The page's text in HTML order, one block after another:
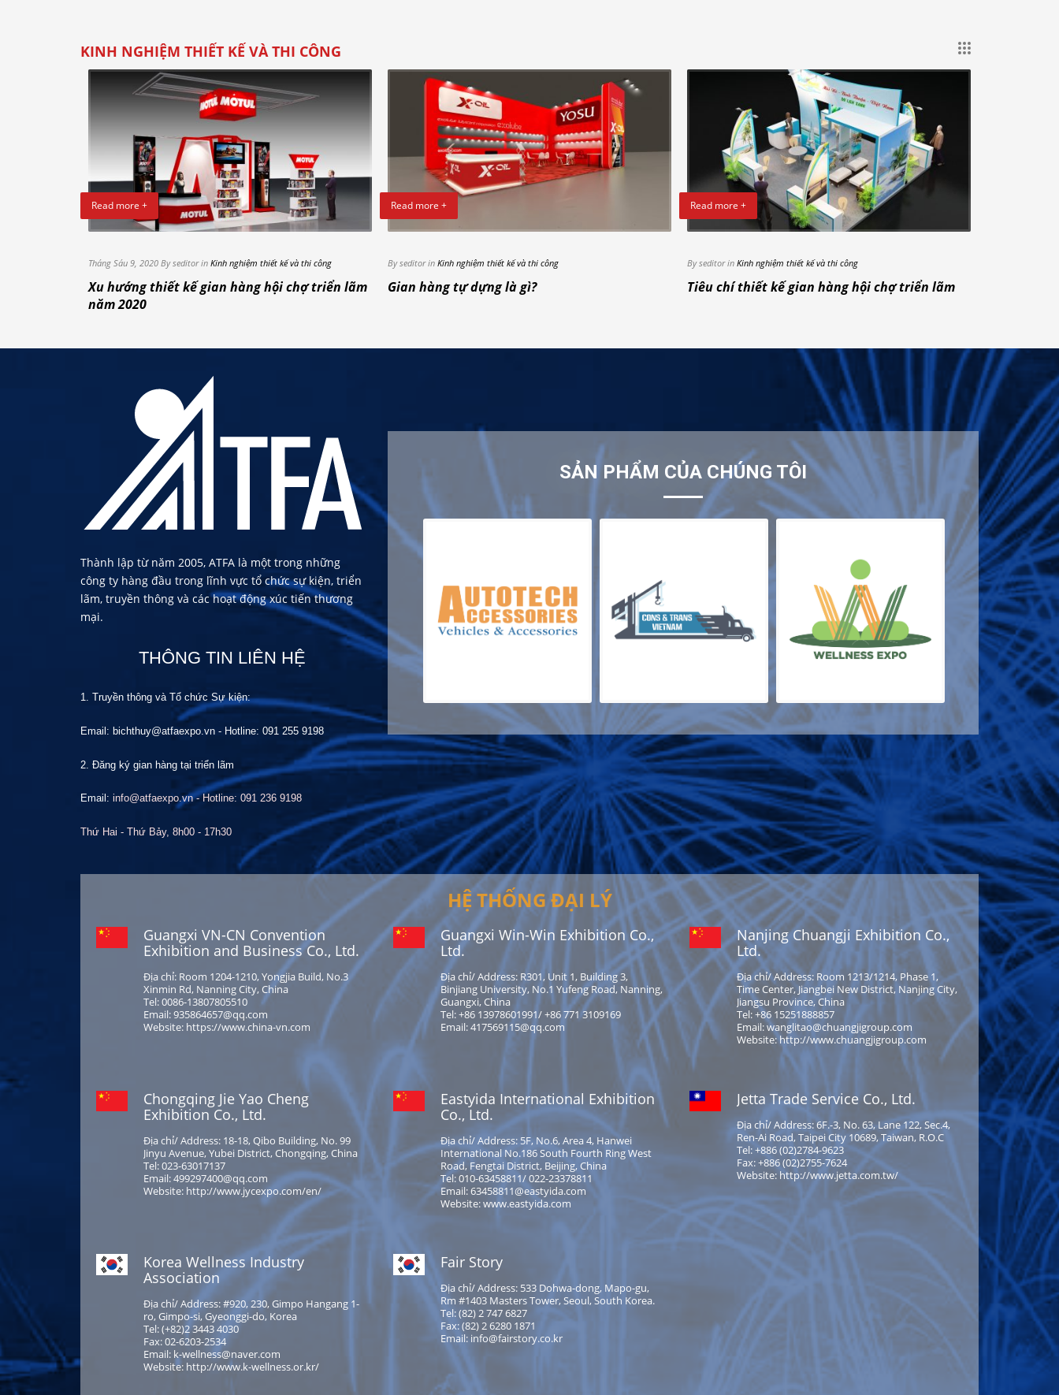
KINH NGHIỆM THIẾT KẾ VÀ THI CÔNG
Read more +
Tháng Sáu 9, 2020 By seditor in Kinh nghiệm thiết kế và thi công
Xu hướng thiết kế gian hàng hội chợ triển lãm
năm 2020
Read more +
By seditor in Kinh nghiệm thiết kế và thi công
Gian hàng tự dựng là gì?
Read more +
By seditor in Kinh nghiệm thiết kế và thi công
Tiêu chí thiết kế gian hàng hội chợ triển lãm
Thành lập từ năm 2005, ATFA là một trong những
công ty hàng đầu trong lĩnh vực tổ chức sự kiện, triển
lãm, truyền thông và các hoạt động xúc tiến thương
mại.
THÔNG TIN LIÊN HỆ
1. Truyền thông và Tổ chức Sự kiện:
Email: bichthuy@atfaexpo.vn - Hotline: 091 255 9198
2. Đăng ký gian hàng tại triển lãm
Email: info@atfaexpo.vn - Hotline: 091 236 9198
Thứ Hai - Thứ Bảy, 8h00 - 17h30
SẢN PHẨM CỦA CHÚNG TÔI
HỆ THỐNG ĐẠI LÝ
Guangxi VN-CN Convention
Exhibition and Business Co., Ltd.
Địa chỉ: Room 1204-1210, Yongjia Build, No.3
Xinmin Rd, Nanning City, China
Tel: 0086-13807805510
Email: 935864657@qq.com
Website: https://www.china-vn.com
Guangxi Win-Win Exhibition Co.,
Ltd.
Địa chỉ/ Address: R301, Unit 1, Building 3,
Binjiang University, No.1 Yufeng Road, Nanning,
Guangxi, China
Tel: +86 13978601991/ +86 771 3109169
Email: 417569115@qq.com
Nanjing Chuangji Exhibition Co.,
Ltd.
Địa chỉ/ Address: Room 1213/1214, Phase 1,
Time Center, Jiangbei New District, Nanjing City,
Jiangsu Province, China
Tel: +86 15251888857
Email: wanglitao@chuangjigroup.com
Website: http://www.chuangjigroup.com
Chongqing Jie Yao Cheng
Exhibition Co., Ltd.
Địa chỉ/ Address: 18-18, Qibo Building, No. 99
Jinyu Avenue, Yubei District, Chongqing, China
Tel: 023-63017137
Email: 499297400@qq.com
Website: http://www.jycexpo.com/en/
Eastyida International Exhibition
Co., Ltd.
Địa chỉ/ Address: 5F, No.6, Area 4, Hanwei
International No.186 South Fourth Ring West
Road, Fengtai District, Beijing, China
Tel: 010-63458811/ 022-23378811
Email: 63458811@eastyida.com
Website: www.eastyida.com
Jetta Trade Service Co., Ltd.
Địa chỉ/ Address: 6F.-3, No. 63, Lane 122, Sec.4,
Ren-Ai Road, Taipei City 10689, Taiwan, R.O.C
Tel: +886 (02)2784-9623
Fax: +886 (02)2755-7624
Website: http://www.jetta.com.tw/
Korea Wellness Industry
Association
Địa chỉ/ Address: #920, 230, Gimpo Hangang 1-
ro, Gimpo-si, Gyeonggi-do, Korea
Tel: (+82)2 3443 4030
Fax: 02-6203-2534
Email: k-wellness@naver.com
Website: http://www.k-wellness.or.kr/
Fair Story
Địa chỉ/ Address: 533 Dohwa-dong, Mapo-gu,
Rm #1403 Masters Tower, Seoul, South Korea.
Tel: (82) 2 747 6827
Fax: (82) 2 6280 1871
Email: info@fairstory.co.kr